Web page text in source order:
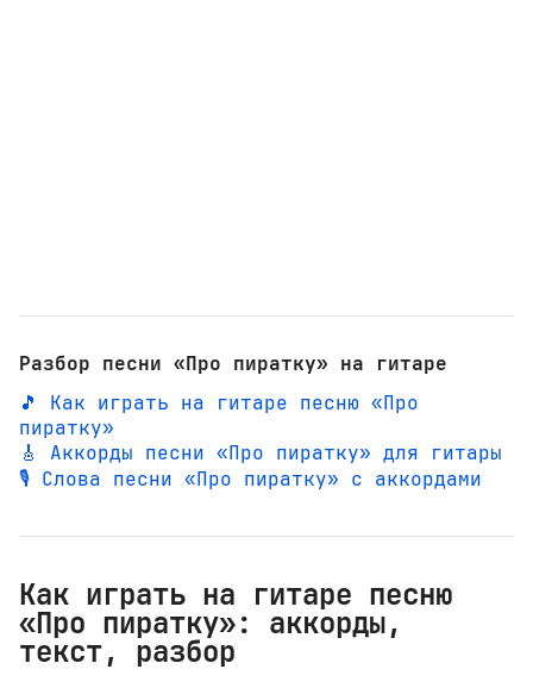
Разбор песни «Про пиратку» на гитаре
🎵 Как играть на гитаре песню «Про
пиратку»
🎸 Аккорды песни «Про пиратку» для гитары
🎙️ Слова песни «Про пиратку» с аккордами
Как играть на гитаре песню
«Про пиратку»: аккорды,
текст, разбор